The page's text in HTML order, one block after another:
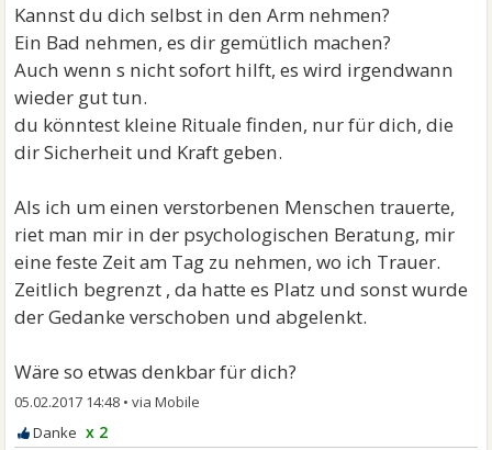
Kannst du dich selbst in den Arm nehmen?
Ein Bad nehmen, es dir gemütlich machen?
Auch wenn s nicht sofort hilft, es wird irgendwann
wieder gut tun.
du könntest kleine Rituale finden, nur für dich, die
dir Sicherheit und Kraft geben.
Als ich um einen verstorbenen Menschen trauerte,
riet man mir in der psychologischen Beratung, mir
eine feste Zeit am Tag zu nehmen, wo ich Trauer.
Zeitlich begrenzt , da hatte es Platz und sonst wurde
der Gedanke verschoben und abgelenkt.
Wäre so etwas denkbar für dich?
05.02.2017 14:48 •
x 2